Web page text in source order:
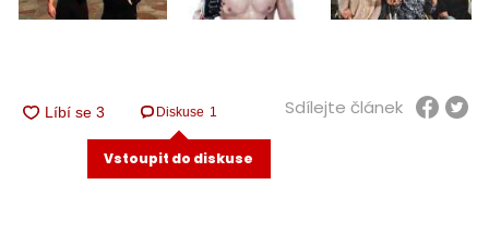
Diskuse 1
Vstoupit do diskuse
Sdílejte článek